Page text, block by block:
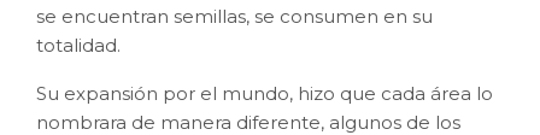
se encuentran semillas, se consumen en su
totalidad.
Su expansión por el mundo, hizo que cada área lo
nombrara de manera diferente, algunos de los